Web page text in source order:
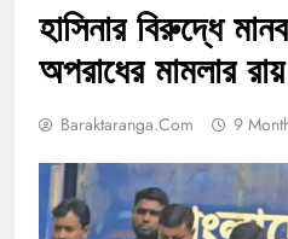
হাসিনার বিরুদ্ধে
অপরাধের মামলার
Baraktaranga.com 9